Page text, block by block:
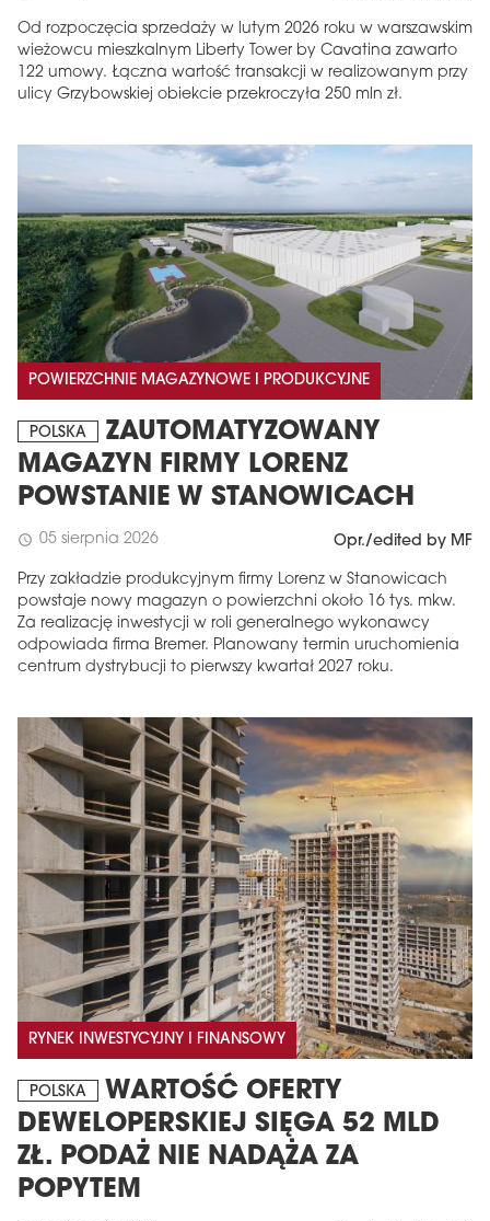
Od rozpoczęcia sprzedaży w lutym 2026 roku w warszawskim
wieżowcu mieszkalnym Liberty Tower by Cavatina zawarto
122 umowy. Łączna wartość transakcji w realizowanym przy
ulicy Grzybowskiej obiekcie przekroczyła 250 mln zł.
POWIERZCHNIE MAGAZYNOWE I PRODUKCYJNE
POLSKA
ZAUTOMATYZOWANY
MAGAZYN FIRMY LORENZ
POWSTANIE W STANOWICACH
schedule 05 sierpnia 2026 Opr./edited by MF
Przy zakładzie produkcyjnym firmy Lorenz w Stanowicach
powstaje nowy magazyn o powierzchni około 16 tys. mkw.
Za realizację inwestycji w roli generalnego wykonawcy
odpowiada firma Bremer. Planowany termin uruchomienia
centrum dystrybucji to pierwszy kwartał 2027 roku.
RYNEK INWESTYCYJNY I FINANSOWY
POLSKA
WARTOŚĆ OFERTY
DEWELOPERSKIEJ SIĘGA 52 MLD
ZŁ. PODAŻ NIE NADĄŻA ZA
POPYTEM